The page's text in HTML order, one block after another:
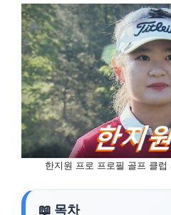
한지원 프로 프로필 골프 클